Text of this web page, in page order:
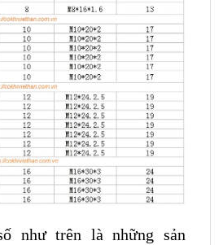
như trên là những sản